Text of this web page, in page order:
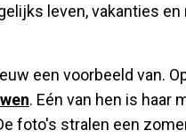
leven, vakanties
een voorbeeld van.
. Eén van hen is haar
foto's stralen een